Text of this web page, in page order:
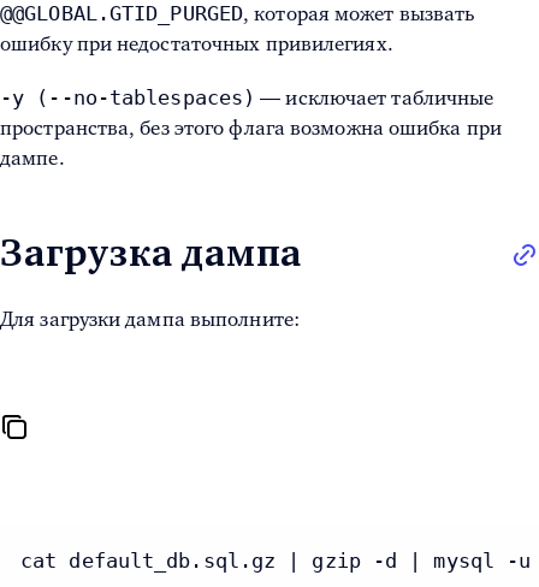
@@GLOBAL.GTID_PURGED, которая может вызвать
ошибку при недостаточных привилегиях.
-y (--no-tablespaces) — исключает табличные
пространства, без этого флага возможна ошибка при
дампе.
Загрузка дампа
Для загрузки дампа выполните:
cat default_db.sql.gz | gzip -d | mysql -u